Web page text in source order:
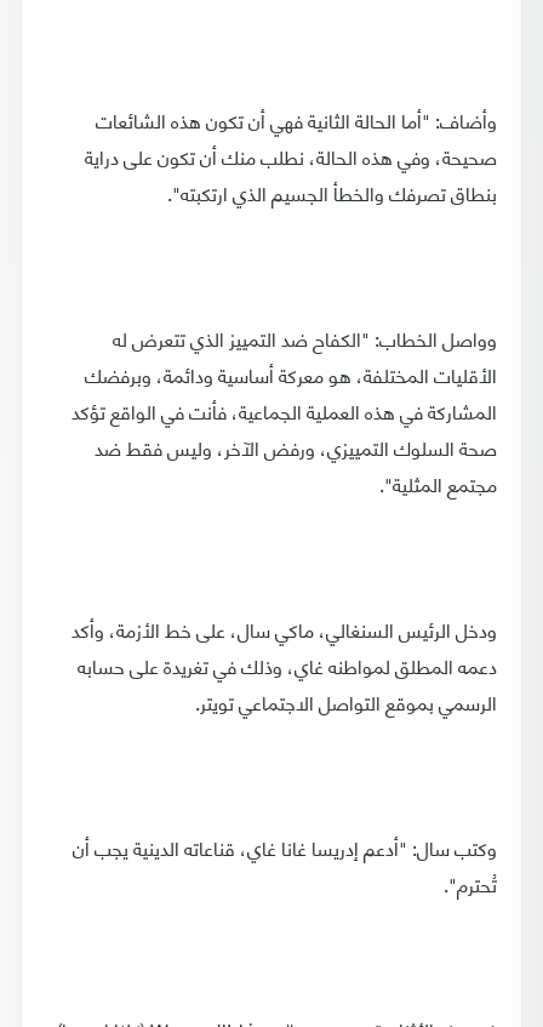
وأضاف: "أما الحالة الثانية فهي أن تكون هذه الشائعات
صحيحة، وفي هذه الحالة، نطلب منك أن تكون على دراية
بنطاق تصرفك والخطأ الجسيم الذي ارتكبته".
وواصل الخطاب: "الكفاح ضد التمييز الذي تتعرض له
الأقليات المختلفة، هو معركة أساسية ودائمة، وبرفضك
المشاركة في هذه العملية الجماعية، فأنت في الواقع تؤكد
صحة السلوك التمييزي، ورفض الآخر، وليس فقط ضد
مجتمع المثلية".
ودخل الرئيس السنغالي، ماكي سال، على خط الأزمة، وأكد
دعمه المطلق لمواطنه غاي، وذلك في تغريدة على حسابه
الرسمي بموقع التواصل الاجتماعي تويتر.
وكتب سال: "أدعم إدريسا غانا غاي، قناعاته الدينية يجب أن
تُحترم".